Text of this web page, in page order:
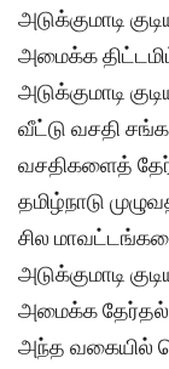
அடுக்குமாடி
அமைக்க
அடுக்குமாடி
வீட்டு வசதி
வசதிகளைத்
தமிழ்நாடு
சில
அடுக்குமாடி
அமைக்க
அந்த வகையில்